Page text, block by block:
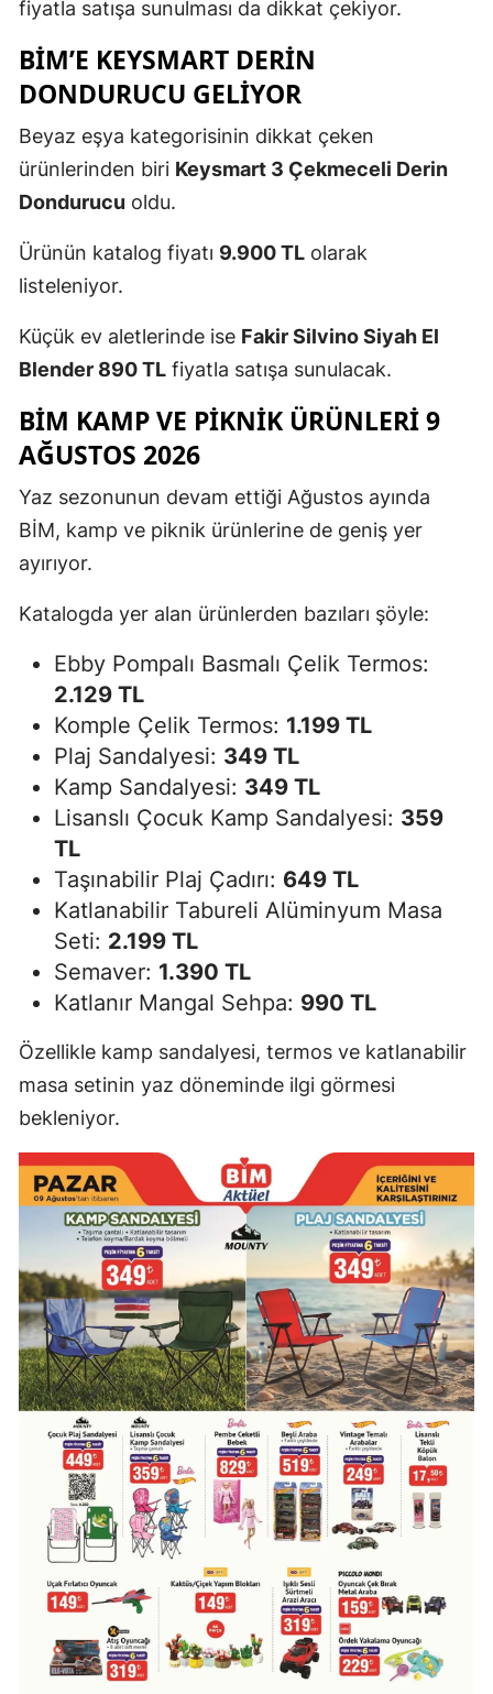
fiyatla satışa sunulması da dikkat çekiyor.
BİM’E KEYSMART DERIN
DONDURUCU GELIYOR
Beyaz eşya kategorisinin dikkat çeken
ürünlerinden biri Keysmart 3 Çekmeceli Derin
Dondurucu oldu.
Ürünün katalog fiyatı 9.900 TL olarak
listeleniyor.
Küçük ev aletlerinde ise Fakir Silvino Siyah El
Blender 890 TL fiyatla satışa sunulacak.
BİM KAMP VE PIKNIK ÜRÜNLERI 9
AĞUSTOS 2026
Yaz sezonunun devam ettiği Ağustos ayında
BİM, kamp ve piknik ürünlerine de geniş yer
ayırıyor.
Katalogda yer alan ürünlerden bazıları şöyle:
Ebby Pompalı Basmalı Çelik Termos:
2.129 TL
Komple Çelik Termos: 1.199 TL
Plaj Sandalyesi: 349 TL
Kamp Sandalyesi: 349 TL
Lisanslı Çocuk Kamp Sandalyesi: 359
TL
Taşınabilir Plaj Çadırı: 649 TL
Katlanabilir Tabureli Alüminyum Masa
Seti: 2.199 TL
Semaver: 1.390 TL
Katlanır Mangal Sehpa: 990 TL
Özellikle kamp sandalyesi, termos ve katlanabilir
masa setinin yaz döneminde ilgi görmesi
bekleniyor.